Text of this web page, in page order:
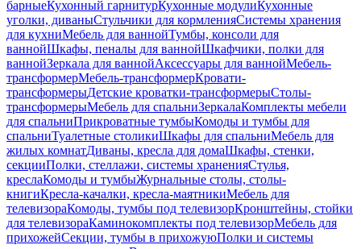
барныеКухонный гарнитурКухонные модулиКухонные
уголки, диваныСтульчики для кормленияСистемы хранения
для кухниМебель для ваннойТумбы, консоли для
ваннойШкафы, пеналы для ваннойШкафчики, полки для
ваннойЗеркала для ваннойАксессуары для ваннойМебель-
трансформерМебель-трансформерКровати-
трансформерыДетские кроватки-трансформерыСтолы-
трансформерыМебель для спальниЗеркалаКомплекты мебели
для спальниПрикроватные тумбыКомоды и тумбы для
спальниТуалетные столикиШкафы для спальниМебель для
жилых комнатДиваны, кресла для домаШкафы, стенки,
секцииПолки, стеллажи, системы храненияСтулья,
креслаКомоды и тумбыЖурнальные столы, столы-
книгиКресла-качалки, кресла-маятникиМебель для
телевизораКомоды, тумбы под телевизорКронштейны, стойки
для телевизораКаминокомплекты под телевизорМебель для
прихожейСекции, тумбы в прихожуюПолки и системы